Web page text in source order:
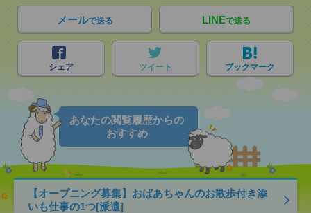
メールで送る LINEで送る
シェア ツイート ブックマーク
あなたの閲覧履歴からの
おすすめ
【オープニング募集】おばあちゃんのお散歩付き添
いも仕事の1つ[派遣]